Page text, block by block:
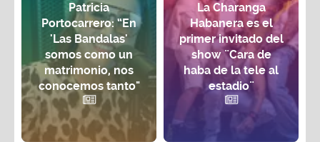
Patricia
Portocarrero: “En
'Las Bandalas'
somos como un
matrimonio, nos
conocemos tanto"
La Charanga
Habanera es el
primer invitado del
show ¨Cara de
haba de la tele al
estadio¨